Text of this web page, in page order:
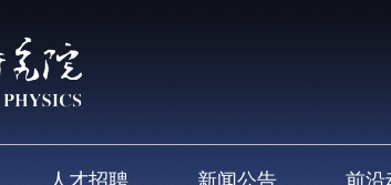
人才招聘 新闻公告 前沿